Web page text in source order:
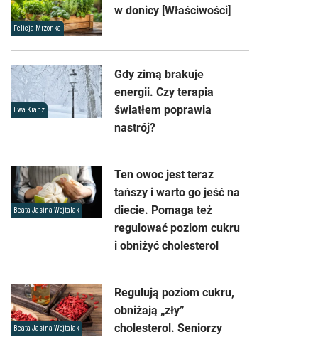
Felicja Mrzonka
w donicy [Właściwości]
Ewa Kranz
Gdy zimą brakuje
energii. Czy terapia
światłem poprawia
nastrój?
Beata Jasina-Wojtalak
Ten owoc jest teraz
tańszy i warto go jeść na
diecie. Pomaga też
regulować poziom cukru
i obniżyć cholesterol
Beata Jasina-Wojtalak
Regulują poziom cukru,
obniżają „zły”
cholesterol. Seniorzy